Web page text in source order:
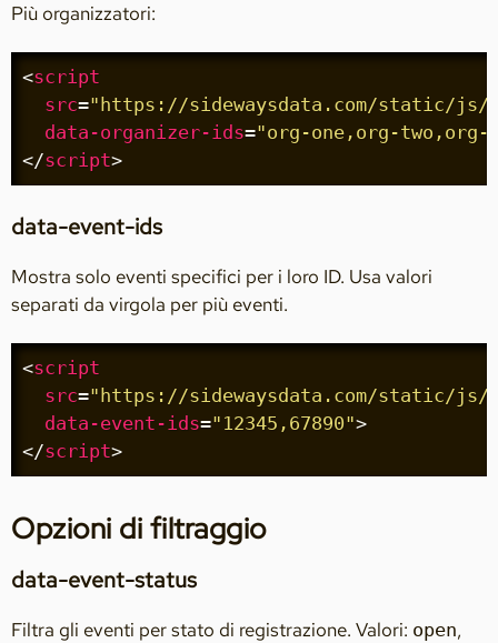
Più organizzatori:
<script
src="https://sidewaysdata.com/static/js/
data-organizer-ids="org-one,org-two,org-
</script>
data-event-ids
Mostra solo eventi specifici per i loro ID. Usa valori
separati da virgola per più eventi.
<script
src="https://sidewaysdata.com/static/js/
data-event-ids="12345,67890">
</script>
Opzioni di filtraggio
data-event-status
Filtra gli eventi per stato di registrazione. Valori: open,